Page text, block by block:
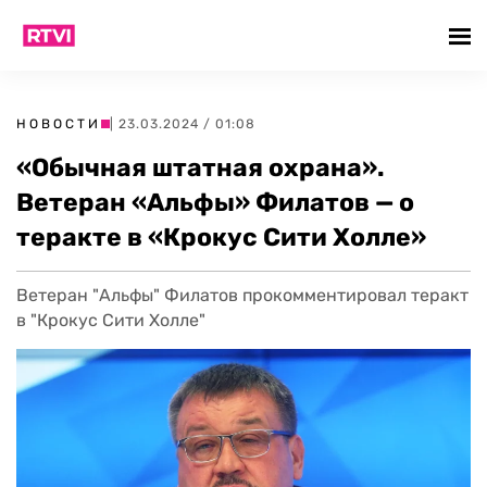
НОВОСТИ | 23.03.2024 / 01:08
«Обычная штатная охрана».
Ветеран «Альфы» Филатов — о
теракте в «Крокус Сити Холле»
Ветеран "Альфы" Филатов прокомментировал теракт
в "Крокус Сити Холле"